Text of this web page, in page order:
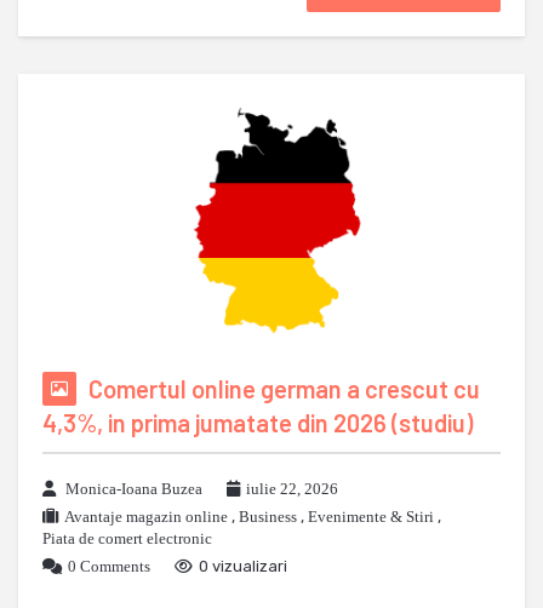
Comertul online german a crescut cu
4,3%, in prima jumatate din 2026 (studiu)
Monica-Ioana Buzea
iulie 22, 2026
Avantaje magazin online , Business , Evenimente & Stiri ,
Piata de comert electronic
0 Comments
0 vizualizari